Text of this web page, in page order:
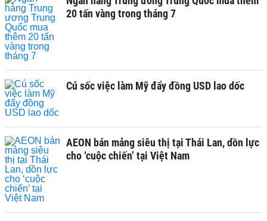
20 tấn vàng trong tháng 7
Cú sốc việc làm Mỹ đẩy đồng USD lao dốc
AEON bán mảng siêu thị tại Thái Lan, dồn lực
cho ‘cuộc chiến’ tại Việt Nam